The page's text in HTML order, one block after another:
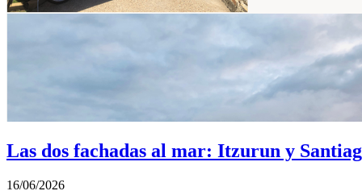
Las dos fachadas al mar: Itzurun y
16/06/2026